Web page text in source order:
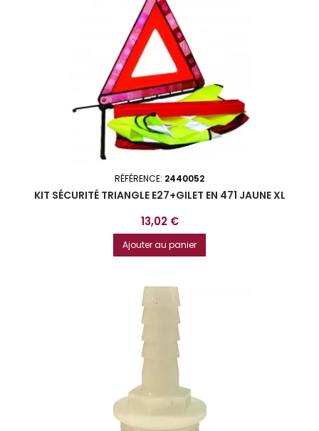
RÉFÉRENCE: 2440052
KIT SÉCURITÉ TRIANGLE E27+GILET EN 471 JAUNE XL
Prix
13,02 €
Ajouter au panier